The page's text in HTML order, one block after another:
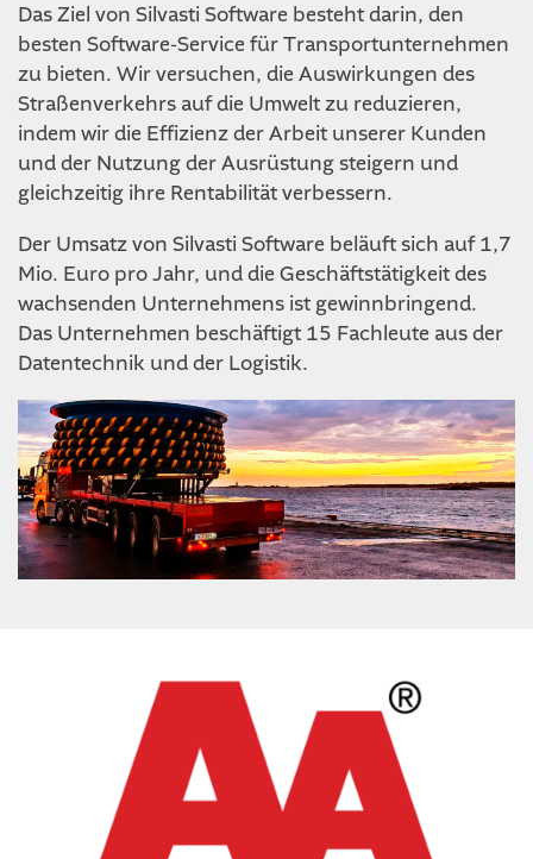
Das Ziel von Silvasti Software besteht darin, den
besten Software-Service für Transportunternehmen
zu bieten. Wir versuchen, die Auswirkungen des
Straßenverkehrs auf die Umwelt zu reduzieren,
indem wir die Effizienz der Arbeit unserer Kunden
und der Nutzung der Ausrüstung steigern und
gleichzeitig ihre Rentabilität verbessern.
Der Umsatz von Silvasti Software beläuft sich auf 1,7
Mio. Euro pro Jahr, und die Geschäftstätigkeit des
wachsenden Unternehmens ist gewinnbringend.
Das Unternehmen beschäftigt 15 Fachleute aus der
Datentechnik und der Logistik.